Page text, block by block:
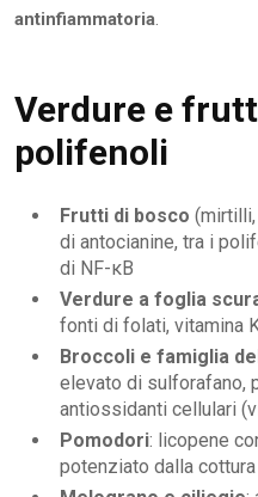
antinfiammatoria.
Verdure e
polifenoli
Frutti di bosco
di antocianine, tra i
di NF-κB
Verdure a foglia
fonti di folati, vitamina
Broccoli e famiglia
elevato di sulforafano,
antiossidanti cellulari
Pomodori: licopene
potenziato dalla